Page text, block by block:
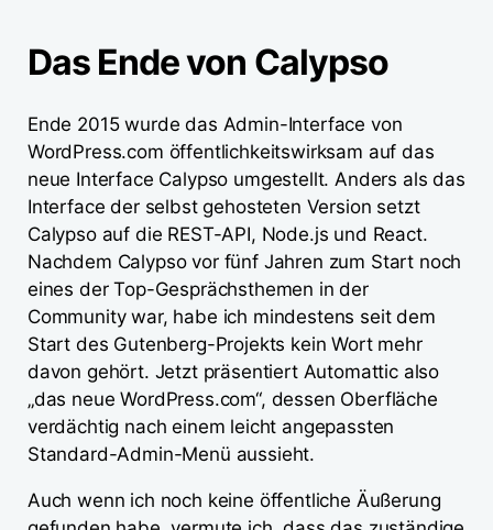
Das Ende von Calypso
Ende 2015 wurde das Admin-Interface von
WordPress.com öffentlichkeitswirksam auf das
neue Interface Calypso umgestellt. Anders als das
Interface der selbst gehosteten Version setzt
Calypso auf die REST-API, Node.js und React.
Nachdem Calypso vor fünf Jahren zum Start noch
eines der Top-Gesprächsthemen in der
Community war, habe ich mindestens seit dem
Start des Gutenberg-Projekts kein Wort mehr
davon gehört. Jetzt präsentiert Automattic also
„das neue WordPress.com“, dessen Oberfläche
verdächtig nach einem leicht angepassten
Standard-Admin-Menü aussieht.
Auch wenn ich noch keine öffentliche Äußerung